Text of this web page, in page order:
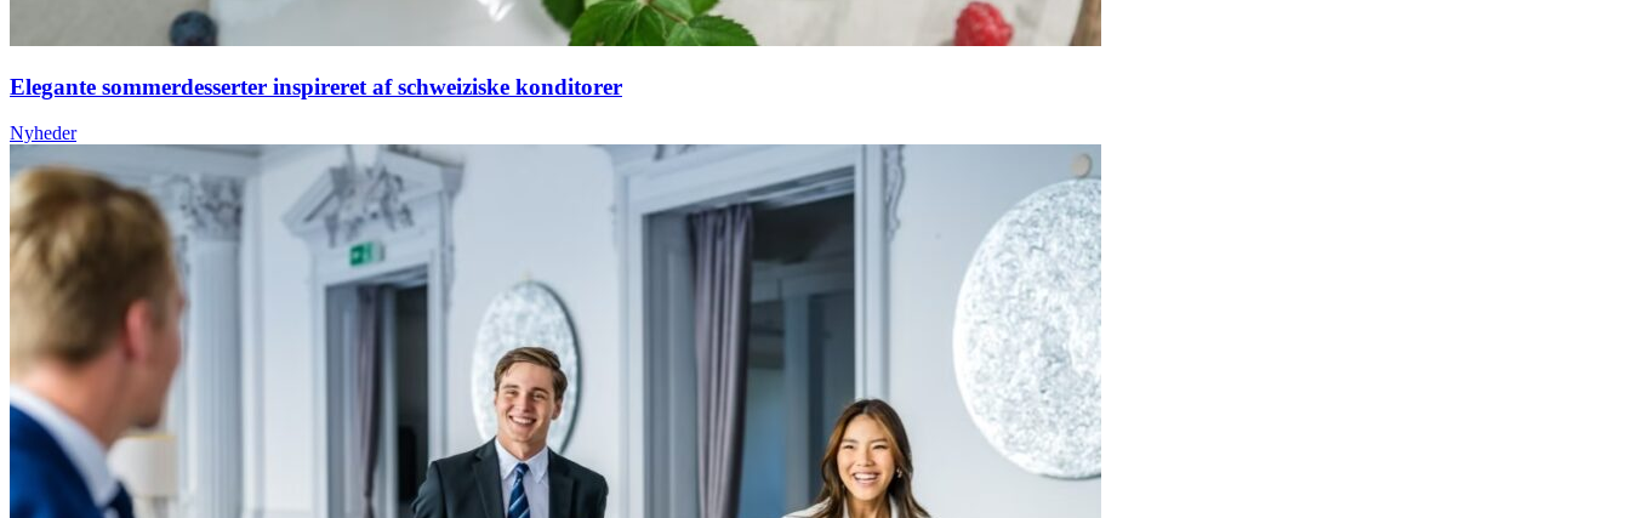
Elegante sommerdesserter inspireret af schweiziske konditorer
Nyheder